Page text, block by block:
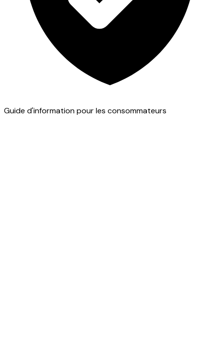
Guide d'information pour les consommateurs